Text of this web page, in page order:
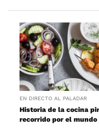
EN DIRECTO AL PALADAR
Historia de la cocina
recorrido por el